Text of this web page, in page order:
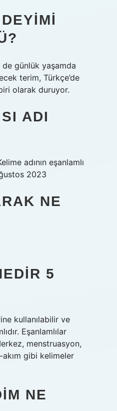
günlük yaşamda
terim, Türkçe’de
olarak duruyor.
ADI
adının eşanlamlı
2023
NE
5
kullanılabilir ve
Eşanlamlılar
menstruasyon,
gibi kelimeler
NE